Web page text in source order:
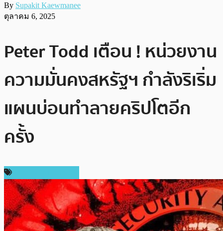
By Supakit Kaewmanee
ตุลาคม 6, 2025
Peter Todd เตือน ! หน่วยงาน
ความมั่นคงสหรัฐฯ กำลังริเริ่ม
แผนบ่อนทำลายคริปโตอีก
ครั้ง